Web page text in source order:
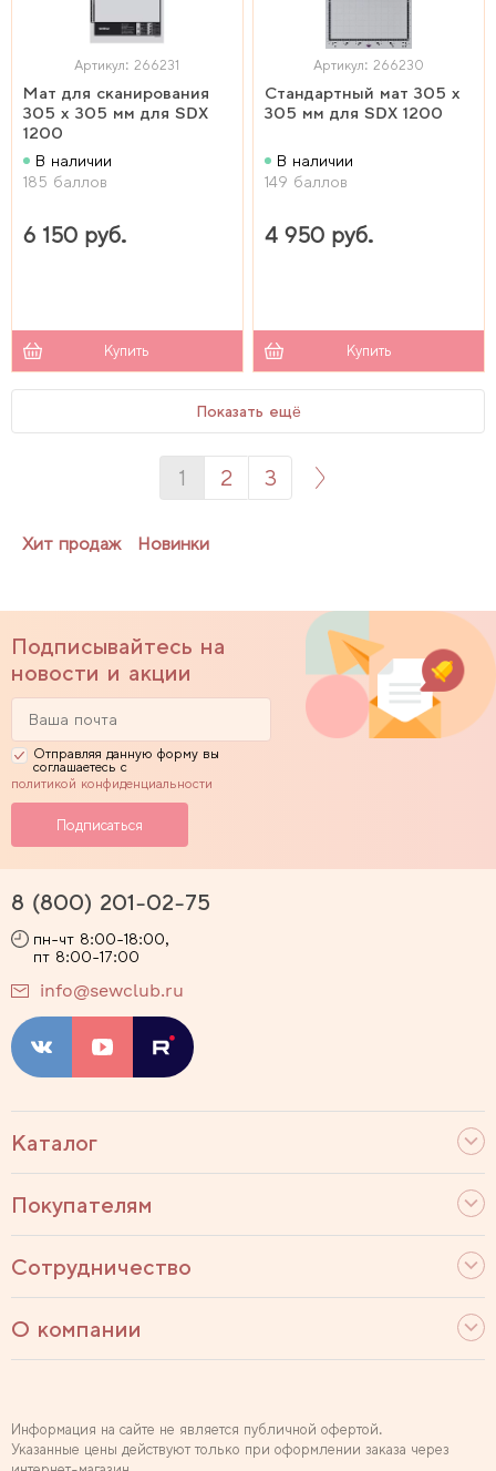
Артикул: 266231
Мат для сканирования
305 х 305 мм для SDX
1200
В наличии
185 баллов
6 150 руб.
Купить
Артикул: 266230
Стандартный мат 305 х
305 мм для SDX 1200
В наличии
149 баллов
4 950 руб.
Купить
Показать ещё
1 2 3
Хит продаж Новинки
Подписывайтесь на
новости и акции
Отправляя данную форму вы
соглашаетесь с
политикой конфиденциальности
Каталог
Покупателям
Сотрудничество
О компании
8 (800) 201-02-75
пн-чт 8:00-18:00,
пт 8:00-17:00
info@sewclub.ru
Информация на сайте не является публичной офертой.
Указанные цены действуют только при оформлении заказа через